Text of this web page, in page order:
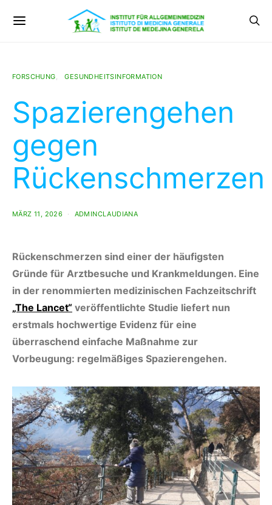
FORSCHUNG GESUNDHEITSINFORMATION
Spazierengehen
gegen
Rückenschmerzen
MÄRZ 11, 2026 ADMINCLAUDIANA
Rückenschmerzen sind einer der häufigsten
Gründe für Arztbesuche und Krankmeldungen. Eine
in der renommierten medizinischen Fachzeitschrift
„The Lancet“ veröffentlichte Studie liefert nun
erstmals hochwertige Evidenz für eine
überraschend einfache Maßnahme zur
Vorbeugung: regelmäßiges Spazierengehen.